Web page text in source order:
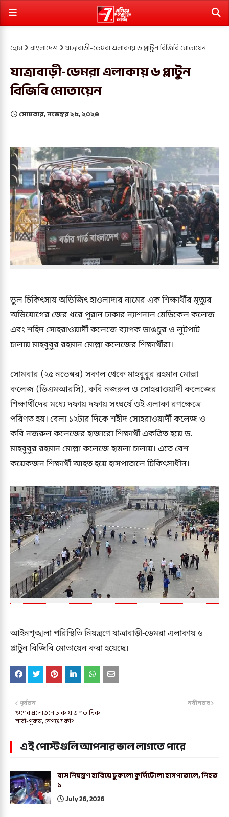
হোম বাংলাদেশ যাত্রাবাড়ী-ডেমরা এলাকায় ৬ প্লাটুন বিজিবি মোতায়েন
যাত্রাবাড়ী-ডেমরা এলাকায় ৬ প্লাটুন
বিজিবি মোতায়েন
সোমবার, নভেম্বর ২৫, ২০২৪
ভুল চিকিৎসায় অভিজিৎ হাওলাদার নামের এক শিক্ষার্থীর মৃত্যুর
অভিযোগের জের ধরে পুরান ঢাকার ন্যাশনাল মেডিকেল কলেজ
এবং শহিদ সোহরাওয়ার্দী কলেজে ব্যাপক ভাঙচুর ও লুটপাট
চালায় মাহবুবুর রহমান মোল্লা কলেজের শিক্ষার্থীরা।
সোমবার (২৫ নভেম্বর) সকাল থেকে মাহবুবুর রহমান মোল্লা
কলেজ (ডিএমআরসি), কবি নজরুল ও সোহরাওয়ার্দী কলেজের
শিক্ষার্থীদের মধ্যে দফায় দফায় সংঘর্ষে ওই এলাকা রণক্ষেত্রে
পরিণত হয়। বেলা ১২টার দিকে শহীদ সোহরাওয়ার্দী কলেজ ও
কবি নজরুল কলেজের হাজারো শিক্ষার্থী একত্রিত হয়ে ড.
মাহবুবুর রহমান মোল্লা কলেজে হামলা চালায়। এতে বেশ
কয়েকজন শিক্ষার্থী আহত হয়ে হাসপাতালে চিকিৎসাধীন।
আইনশৃঙ্খলা পরিস্থিতি নিয়ন্ত্রণে যাত্রাবাড়ী-ডেমরা এলাকায় ৬
প্লাটুন বিজিবি মোতায়েন করা হয়েছে।
নবীনতর
পূর্বতন
ঋণের প্রলোভনে ঢাকায় ৩ শতাধিক
নারী-পুরুষ, নেপথ্যে কী?
এই পোস্টগুলি আপনার ভাল লাগতে পারে
বাস নিয়ন্ত্রণ হারিয়ে ঢুকলো কুর্মিটোলা হাসপাতালে, নিহত
১
July 26, 2026